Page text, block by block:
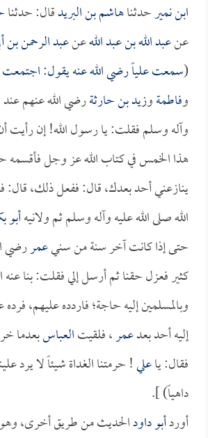
ابن نميرحدثناهاشم بن البريدقال: حدثنا
عنعبد الله بن عبد اللهعنعبد الرحمن بن
(سمعتعلياًرضي الله عنه يقول: اجتمعت
وفاطمةوزيد بن حارثةرضي الله عنهم عند
وآله وسلم فقلت: يا رسول الله! إن رأيت
هذا الخمس في كتاب الله عز وجل فأقسمه
ينازعني أحد بعدك، قال: ففعل ذلك،
الله صلى الله عليه وآله وسلم ثم ولانيهأبو
حتى إذا كانت آخر سنة من سنيعمررضي
كثير فعزل حقنا ثم أرسل إلي فقلت: بنا عنه
وبالمسلمين إليه حاجة؛ فاردده عليهم، فرده
إليه أحد بعدعمر، فلقيتالعباسبعدما
فقال: ياعلي! حرمتنا الغداة شيئاً لا يرد
داهياً) ].
أوردأبو داودالحديث من طريق أخرى،